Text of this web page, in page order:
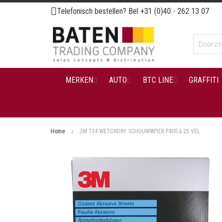
Ga
naar
de
inhoud
Telefonisch bestellen? Bel +31 (0)40 - 262 13 07
MERKEN AUTO BTC LINE GRAFFITI
Home 3M 734 WETORDRY SCHUURPAPIER P400 à 25 VEL
afbeeldingen-